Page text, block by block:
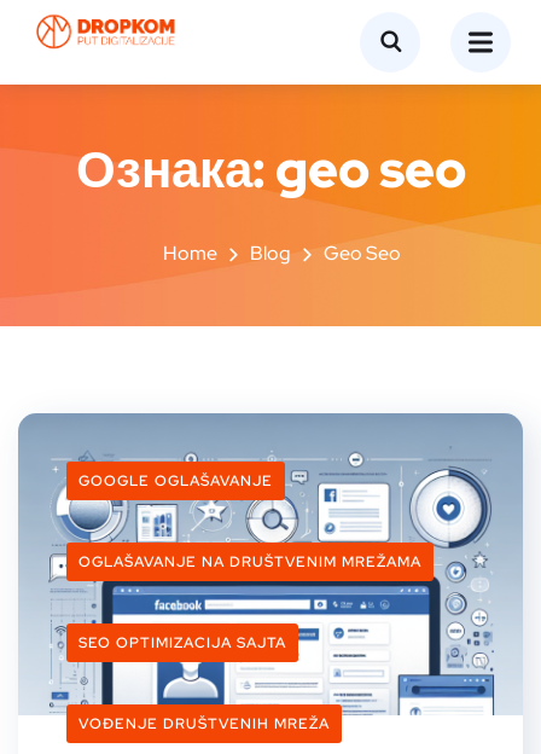
Ознака:geo seo
Home Blog Geo Seo
GOOGLE OGLAŠAVANJE
OGLAŠAVANJE NA DRUŠTVENIM MREŽAMA
SEO OPTIMIZACIJA SAJTA
VOĐENJE DRUŠTVENIH MREŽA